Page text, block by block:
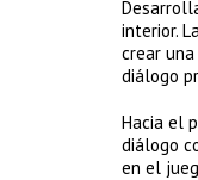
interior.
crear
diálogo
Hacia el
diálogo
en el